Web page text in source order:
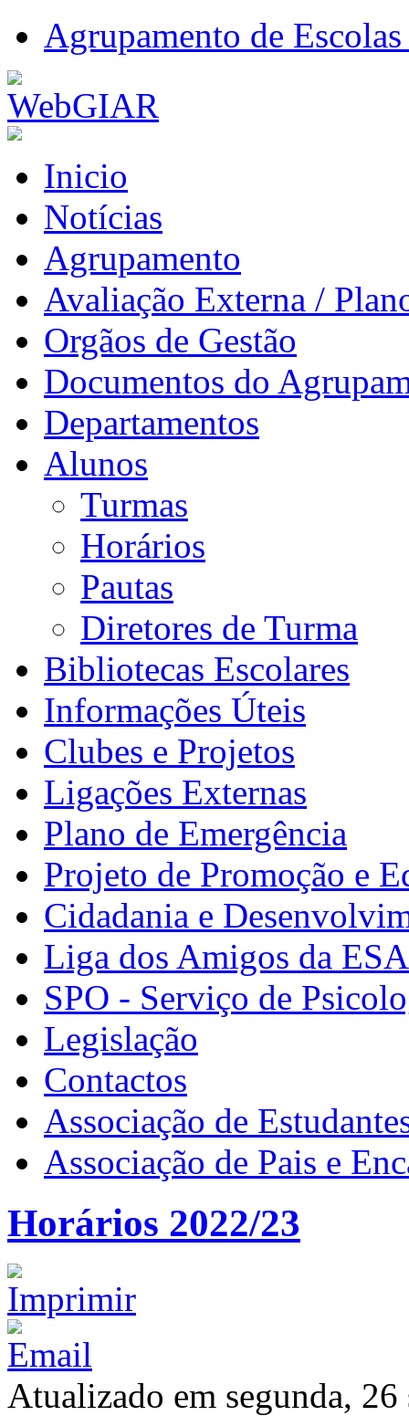
Agrupamento de
Inicio
Notícias
Agrupamento
Avaliação Externa /
Orgãos de Gestão
Documentos do
Departamentos
Alunos
Turmas
Horários
Pautas
Diretores de Turma
Bibliotecas Escolares
Informações Úteis
Clubes e Projetos
Ligações Externas
Plano de Emergência
Projeto de Promoção e
Cidadania e
Liga dos Amigos da
SPO - Serviço de
Legislação
Contactos
Associação de
Associação de Pais e
Horários 2022/23
Atualizado em segunda,